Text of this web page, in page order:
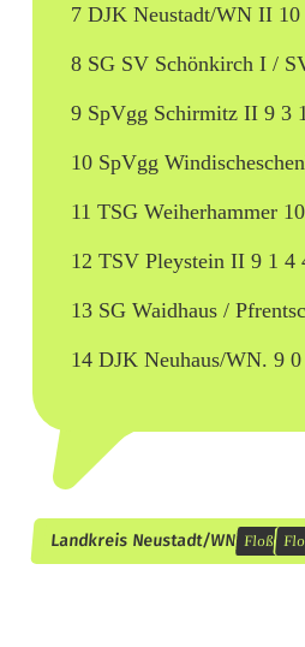
7 DJK Neustadt/WN II
8 SG SV Schönkirch I /
9 SpVgg Schirmitz II 9 3
10 SpVgg
11 TSG Weiherhammer
12 TSV Pleystein II 9 1 4
13 SG Waidhaus /
14 DJK Neuhaus/WN. 9
Landkreis Neustadt/WN Floß